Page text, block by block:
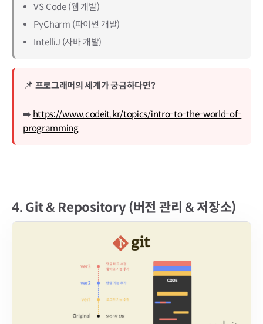
VS Code (웹 개발)
PyCharm (파이썬 개발)
IntelliJ (자바 개발)
📌 프로그래머의 세계가 궁금하다면?
➡️ https://www.codeit.kr/topics/intro-to-the-world-of-
programming
4. Git & Repository (버전 관리 & 저장소)